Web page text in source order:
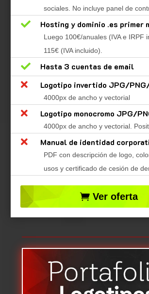
sociales. No incluye panel de
 Hosting y dominio .es primer
Luego 100€/anuales (IVA e IRPF
115€ (IVA incluido).

Hasta 3 cuentas de email

Logotipo invertido JPG/
4000px de ancho y vectorial
 Logotipo monocromo JPG/
4000px de ancho y vectorial.
 Manual de identidad
PDF con descripción de logo,
usos y certificado de cesión de
Ver oferta